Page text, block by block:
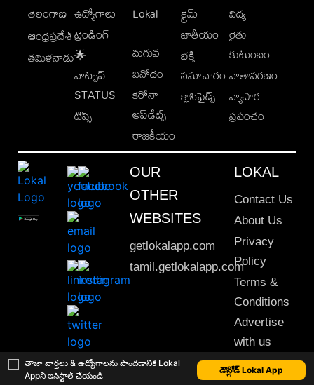
తాజా వార్తలు & ఉద్యోగాలను పొందడానికి Lokal
Appని ఇన్‌స్టాల్ చేయండి
డౌన్లోడ్ Lokal App
తెలంగాణ
ఆంధ్రప్రదేశ్
తమిళనాడు
ఉద్యోగాలు
ట్రెండింగ్
🌟
వాట్సాప్
STATUS
టిప్స్
Lokal
-
మగువ
వినోదం
కరోనా
అప్‌డేట్స్
రాజకీయం
క్రైమ్
జాతీయం
భక్తి
సమాచారం
క్లాసిఫైడ్స్
విద్య
రైతు
కుటుంబం
వాతావరణం
వ్యాపార
ప్రపంచం
OUR
OTHER
WEBSITES
getlokalapp.com
tamil.getlokalapp.com
LOKAL
Contact Us
About Us
Privacy
Policy
Terms &
Conditions
Advertise
with us
Sitemap
This material may not be published, transmitted, rewritten or redistributed. © 2020 Lokal App. All rights reserved.